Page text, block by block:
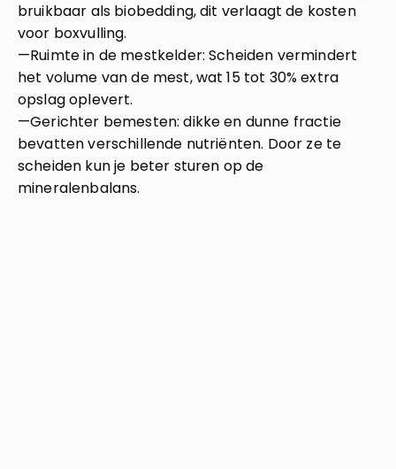
bruikbaar als biobedding, dit verlaagt de kosten
voor boxvulling.
—Ruimte in de mestkelder: Scheiden vermindert
het volume van de mest, wat 15 tot 30% extra
opslag oplevert.
—Gerichter bemesten: dikke en dunne fractie
bevatten verschillende nutriënten. Door ze te
scheiden kun je beter sturen op de
mineralenbalans.